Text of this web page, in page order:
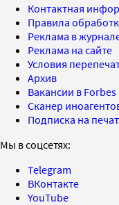
Контактная
Правила
Реклама в
Реклама на сайте
Условия
Архив
Вакансии в Forbes
Сканер
Подписка на
Мы в соцсетях:
Telegram
ВКонтакте
YouTube